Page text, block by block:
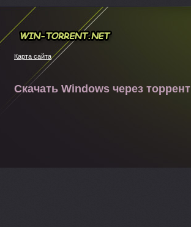
Карта сайта
Скачать Windows через торрент